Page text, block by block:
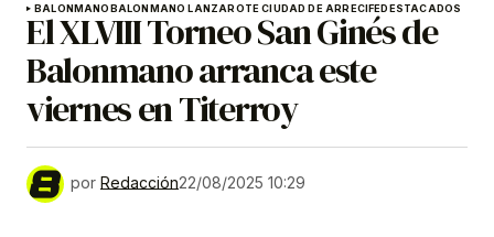
BALONMANOBALONMANO LANZAROTE CIUDAD DE ARRECIFEDESTACADOS
El XLVIII Torneo San Ginés de
Balonmano arranca este
viernes en Titerroy
por Redacción22/08/2025 10:29